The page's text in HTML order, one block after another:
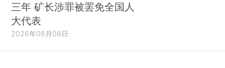
三年 矿长涉罪被罢免全国人
大代表
2026年08月08日